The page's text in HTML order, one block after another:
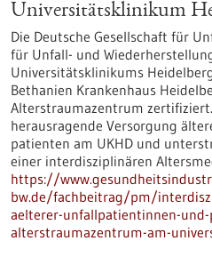
Universitätsklinikum
Die Deutsche Gesellschaft für
für Unfall- und
Universitätsklinikums
Bethanien Krankenhaus
Alterstraumazentrum
herausragende Versorgung
patienten am UKHD und
einer interdisziplinären
https://
bw.de/fachbeitrag/pm/
aelterer-unfallpatientinnen-
alterstraumazentrum-am-